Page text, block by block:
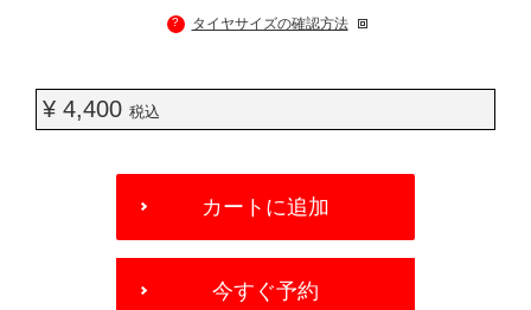
? タイヤサイズの確認方法
¥ 4,400 税込
OPTIONS
カートに追加
今すぐ予約